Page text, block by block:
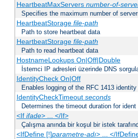
HeartbeatMaxServers number-of-
Specifies the maximum number of
HeartbeatStorage file-path
Path to store heartbeat data
HeartbeatStorage file-path
Path to read heartbeat data
HostnameLookups On|Off|Double
İstemci IP adresleri üzerinde DNS
IdentityCheck On|Off
Enables logging of the RFC 1413
IdentityCheckTimeout seconds
Determines the timeout duration for ident
<If ifade> ... </If>
Çalışma anında bir koşul bir istek
<IfDefine [!]parametre-adı> ... </